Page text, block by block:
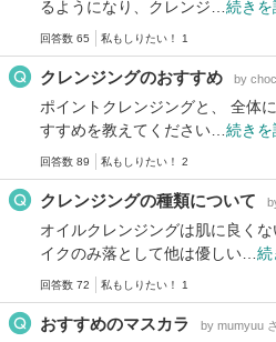
るようになり、クレンジ… 続きを
回答数 65 私もしりたい！ 1
クレンジングのおすすめ by
ポイントクレンジングと、 全体
すすめを教えてください… 続きを
回答数 89 私もしりたい！ 2
クレンジングの種類について
オイルクレンジングは肌に良く
イクのみ落として他は優しい… 続
回答数 72 私もしりたい！ 1
おすすめのマスカラ by mumyuu